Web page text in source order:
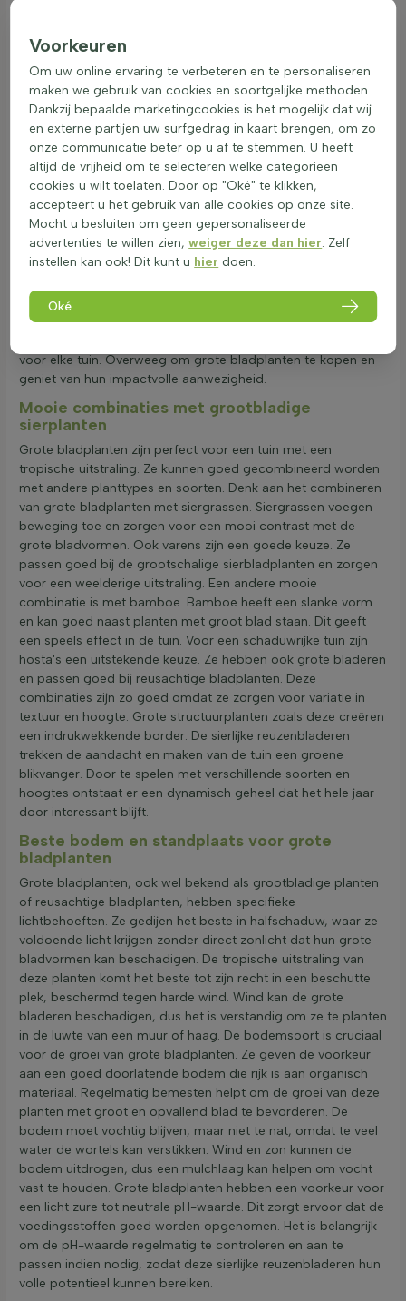
blad zijn perfect voor het creëren van een weelderige tuin.
Hier zijn enkele manieren waarop grote bladplanten in de tuin
kunnen worden toegepast:
Border: Grote bladplanten kunnen als borderreuzen met
bladimpact dienen, waardoor ze structuur en hoogte
aan de tuin geven.
Groepsbeplanting: Door grootbladige planten in
groepen te planten, ontstaat een indrukwekkend en
samenhangend geheel.
Schaduwtuin: Grote bladplanten zijn ideaal voor een
schaduwrijke tuin, waar ze met hun grote bladvormen
voor een tropische uitstraling zorgen.
maar ook vaste planten met megablad die de tuin een unieke
uitstraling geven. Of het nu gaat om sierlijke reuzenbladeren
voor elke tuin. Overweeg om grote bladplanten te kopen en
geniet van hun impactvolle aanwezigheid.
Mooie combinaties met grootbladige
sierplanten
Grote bladplanten zijn perfect voor een tuin met een
tropische uitstraling. Ze kunnen goed gecombineerd worden
met andere planttypes en soorten. Denk aan het combineren
van grote bladplanten met siergrassen. Siergrassen voegen
beweging toe en zorgen voor een mooi contrast met de
grote bladvormen. Ook varens zijn een goede keuze. Ze
passen goed bij de grootschalige sierbladplanten en zorgen
voor een weelderige uitstraling. Een andere mooie
combinatie is met bamboe. Bamboe heeft een slanke vorm
en kan goed naast planten met groot blad staan. Dit geeft
een speels effect in de tuin. Voor een schaduwrijke tuin zijn
hosta's een uitstekende keuze. Ze hebben ook grote bladeren
en passen goed bij reusachtige bladplanten. Deze
combinaties zijn zo goed omdat ze zorgen voor variatie in
textuur en hoogte. Grote structuurplanten zoals deze creëren
een indrukwekkende border. De sierlijke reuzenbladeren
trekken de aandacht en maken van de tuin een groene
blikvanger. Door te spelen met verschillende soorten en
hoogtes ontstaat er een dynamisch geheel dat het hele jaar
door interessant blijft.
Beste bodem en standplaats voor grote
bladplanten
Grote bladplanten, ook wel bekend als grootbladige planten
of reusachtige bladplanten, hebben specifieke
lichtbehoeften. Ze gedijen het beste in halfschaduw, waar ze
voldoende licht krijgen zonder direct zonlicht dat hun grote
bladvormen kan beschadigen. De tropische uitstraling van
deze planten komt het beste tot zijn recht in een beschutte
plek, beschermd tegen harde wind. Wind kan de grote
bladeren beschadigen, dus het is verstandig om ze te planten
in de luwte van een muur of haag. De bodemsoort is cruciaal
voor de groei van grote bladplanten. Ze geven de voorkeur
aan een goed doorlatende bodem die rijk is aan organisch
materiaal. Regelmatig bemesten helpt om de groei van deze
planten met groot en opvallend blad te bevorderen. De
bodem moet vochtig blijven, maar niet te nat, omdat te veel
water de wortels kan verstikken. Wind en zon kunnen de
bodem uitdrogen, dus een mulchlaag kan helpen om vocht
vast te houden. Grote bladplanten hebben een voorkeur voor
een licht zure tot neutrale pH-waarde. Dit zorgt ervoor dat de
voedingsstoffen goed worden opgenomen. Het is belangrijk
om de pH-waarde regelmatig te controleren en aan te
passen indien nodig, zodat deze sierlijke reuzenbladeren hun
volle potentieel kunnen bereiken.
Voorkeuren
Om uw online ervaring te verbeteren en te personaliseren
maken we gebruik van cookies en soortgelijke methoden.
Dankzij bepaalde marketingcookies is het mogelijk dat wij
en externe partijen uw surfgedrag in kaart brengen, om zo
onze communicatie beter op u af te stemmen. U heeft
altijd de vrijheid om te selecteren welke categorieën
cookies u wilt toelaten. Door op "Oké" te klikken,
accepteert u het gebruik van alle cookies op onze site.
Mocht u besluiten om geen gepersonaliseerde
advertenties te willen zien,weiger deze dan hier. Zelf
instellen kan ook! Dit kunt u hier doen.
Oké